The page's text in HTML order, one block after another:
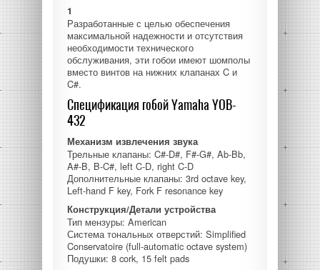
1
Разработанные с целью обеспечения
максимальной надежности и отсутствия
необходимости технического
обслуживания, эти гобои имеют шомполы
вместо винтов на нижних клапанах C и
C#.
Спецификация гобой Yamaha YOB-
432
Механизм извлечения звука
Трельные клапаны: C#-D#, F#-G#, Ab-Bb,
A#-B, B-C#, left C-D, right C-D
Дополнительные клапаны: 3rd octave key,
Left-hand F key, Fork F resonance key
Конструкция/Детали устройства
Тип мензуры: American
Система тональных отверстий: Simplified
Conservatoire (full-automatic octave system)
Подушки: 8 cork, 15 felt pads